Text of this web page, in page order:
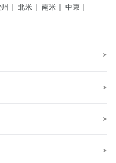
北米 南米
中東